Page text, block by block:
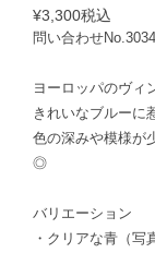
¥3,300税込
問い合わせNo.3034
ヨーロッパのヴィ
きれいなブルーに
色の深みや模様が
◎
バリエーション
・クリアな青（写